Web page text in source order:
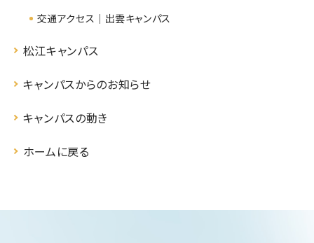
交通アクセス｜出雲キャンパス
松江キャンパス
キャンパスからのお知らせ
キャンパスの動き
ホームに戻る